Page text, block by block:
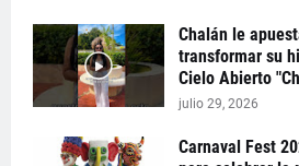
Chalán le
transformar su
Cielo Abierto
julio 29, 2026
Carnaval Fest